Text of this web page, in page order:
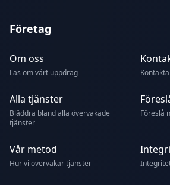
Företag
Om oss
Läs om vårt uppdrag
Alla tjänster
Bläddra bland alla övervakade
tjänster
Föreslå
Vår metod
Hur vi övervakar tjänster